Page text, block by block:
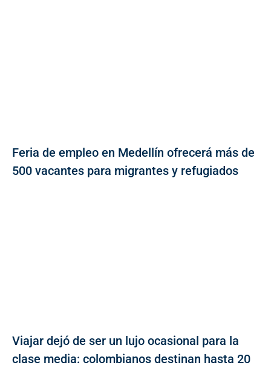
Feria de empleo en Medellín ofrecerá más de
500 vacantes para migrantes y refugiados
Viajar dejó de ser un lujo ocasional para la
clase media: colombianos destinan hasta 20